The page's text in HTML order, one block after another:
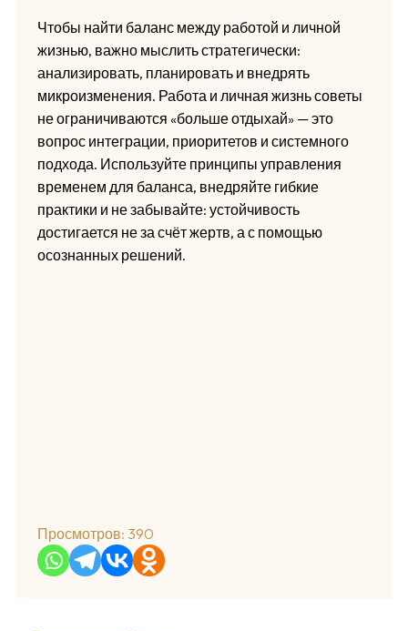
Чтобы найти баланс между работой и личной
жизнью, важно мыслить стратегически:
анализировать, планировать и внедрять
микроизменения. Работа и личная жизнь советы
не ограничиваются «больше отдыхай» — это
вопрос интеграции, приоритетов и системного
подхода. Используйте принципы управления
временем для баланса, внедряйте гибкие
практики и не забывайте: устойчивость
достигается не за счёт жертв, а с помощью
осознанных решений.
Просмотров: 390